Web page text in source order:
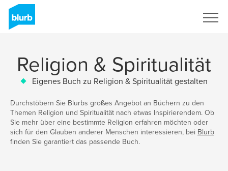
Religion & Spiritualität
Eigenes Buch zu Religion & Spiritualität gestalten
Durchstöbern Sie Blurbs großes Angebot an Büchern zu den
Themen Religion und Spiritualität nach etwas Inspirierendem. Ob
Sie mehr über eine bestimmte Religion erfahren möchten oder
sich für den Glauben anderer Menschen interessieren, bei Blurb
finden Sie garantiert das passende Buch.